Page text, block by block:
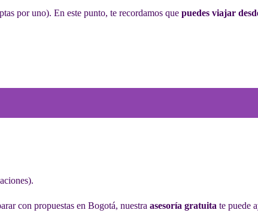
por uno). En este punto, te recordamos que puedes viajar
con propuestas en Bogotá, nuestra asesoría gratuita te puede